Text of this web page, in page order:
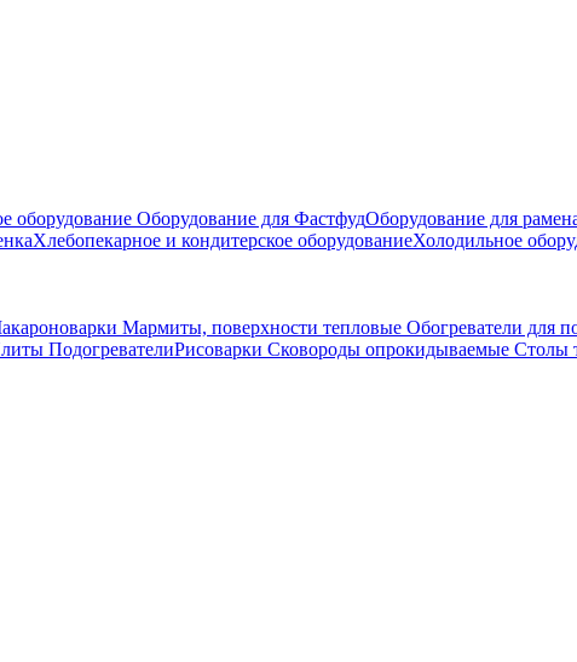
оборудование Оборудование для ФастфудОборудование для
Хлебопекарное и кондитерское оборудованиеХолодильное
Мармиты, поверхности тепловые Обогреватели для
ПодогревателиРисоварки Сковороды опрокидываемые Столы